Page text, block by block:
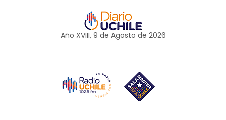
Año XVIII, 9 de Agosto de 2026